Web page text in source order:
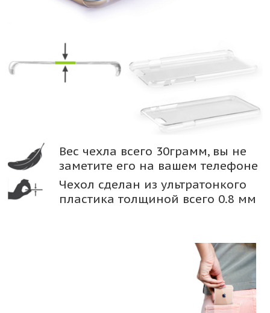
Вес чехла всего 30грамм, вы не
заметите его на вашем телефоне
Чехол сделан из ультратонкого
пластика толщиной всего 0.8 мм